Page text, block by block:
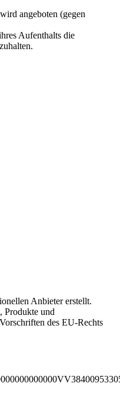
angeboten (gegen
Aufenthalts die
Anbieter erstellt.
Produkte und
des EU-Rechts